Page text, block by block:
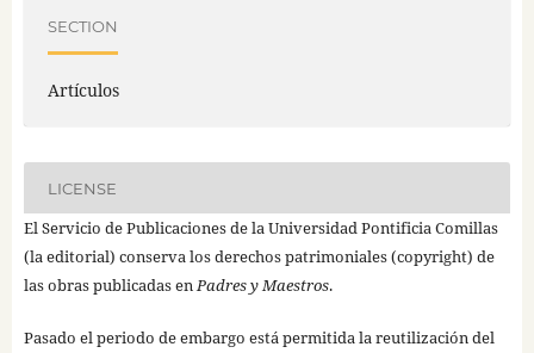
SECTION
Artículos
LICENSE
El Servicio de Publicaciones de la Universidad Pontificia Comillas
(la editorial) conserva los derechos patrimoniales (copyright) de
las obras publicadas enPadres y Maestros.
Pasado el periodo de embargo está permitida la reutilización del